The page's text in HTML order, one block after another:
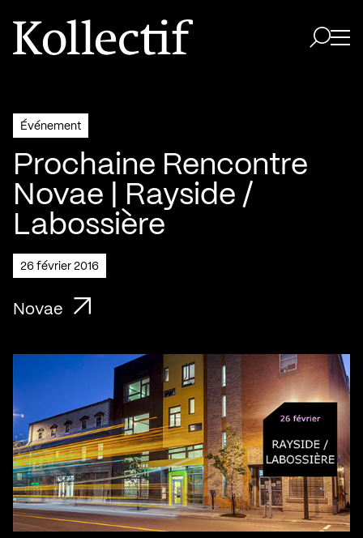
Aller à la page d'accueil
Logo Kollectif
Événement
Prochaine Rencontre
Novae | Rayside /
Labossière
26 février 2016
Novae